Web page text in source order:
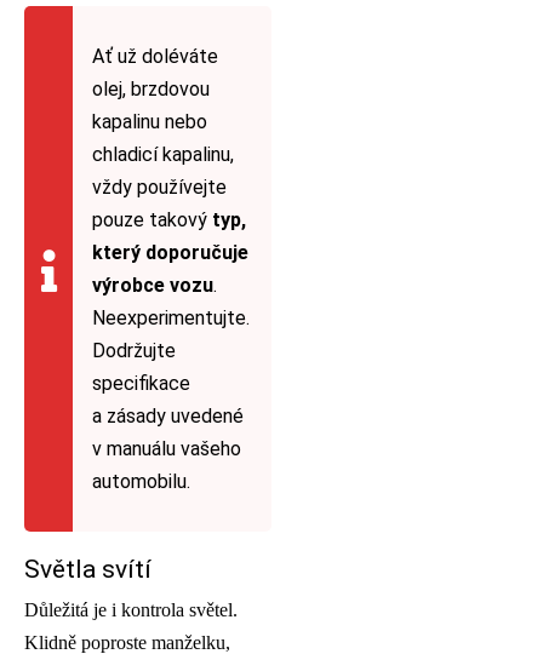
Ať už doléváte
olej, brzdovou
kapalinu nebo
chladicí kapalinu,
vždy používejte
pouze takovýtyp,
který doporučuje
výrobce vozu.
Neexperimentujte.
Dodržujte
specifikace
a zásady uvedené
v manuálu vašeho
automobilu.
Světla svítí
Důležitá je i kontrola světel.
Klidně poproste manželku,